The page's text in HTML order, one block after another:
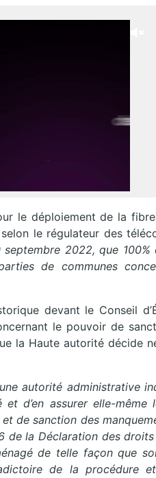
le déploiement de la
le régulateur des
septembre 2022, que 100%
de communes
devant le Conseil
le pouvoir de
la Haute autorité décide
autorité administrative
d’en assurer elle-même
de sanction des
de la Déclaration des droits
de telle façon que
de la procédure